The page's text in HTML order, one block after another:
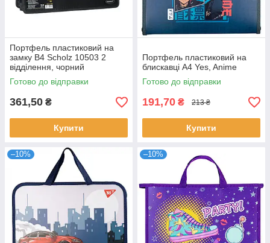
Портфель пластиковий на
замку В4 Scholz 10503 2
відділення, чорний
Готово до відправки
361,50 ₴
Купити
Портфель пластиковий на
блискавці А4 Yes, Anime
Готово до відправки
191,70 ₴ 213 ₴
Купити
–10% –10%